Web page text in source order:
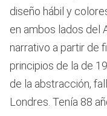
diseño hábil y
en ambos lados del
narrativo a partir de
principios de la de
de la abstracción,
Londres. Tenía 88